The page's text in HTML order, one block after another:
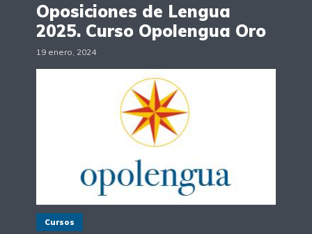
Oposiciones de Lengua
2025. Curso Opolengua Oro
19 enero, 2024
Cursos